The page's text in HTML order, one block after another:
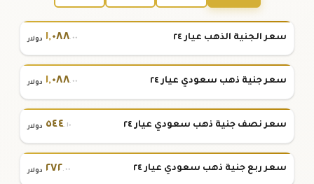
سعر الجنية الذهب عيار ٢٤ ١,٠٨٨.٠٠ دولار
سعر جنية ذهب سعودي عيار ٢٤ ١,٠٨٨.٠٠ دولار
سعر نصف جنية ذهب سعودي عيار ٢٤ ٥٤٤.١٠ دولار
سعر ربع جنية ذهب سعودي عيار ٢٤ ٢٧٢.٠٠ دولار